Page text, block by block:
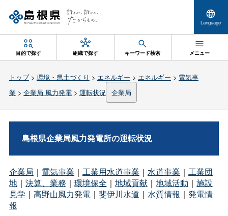
Language
目的で探す 組織で探す キーワード検索 メニュー
トップ> 環境・県土づくり > エネルギー > エネルギー > 電気事
業> 企業局 風力発電> 運転状況 企業局
島根県企業局風力発電所の運転状況
企業局 ｜ 電気事業 ｜ 工業用水道事業 ｜ 水道事業 ｜ 工業団
地｜ 決算、業務 ｜ 環境保全 ｜ 地域貢献｜ 地域活動 ｜ 施設
見学 ｜ 高野山風力発電 ｜ 斐伊川水道 ｜ 水質情報 ｜ 発電情
報